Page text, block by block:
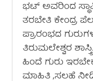
ಭಟ್ ಅವರಿಂದ
ತರಬೇತಿ ಕೇಂದ್ರ
ಪ್ರಾರಂಭದ
ತಿರುಮಲೇಶ್ವರ
ಹಿಂದೆ ಗುರು
ಮಾಹಿತಿ ,ಸಲಹೆ